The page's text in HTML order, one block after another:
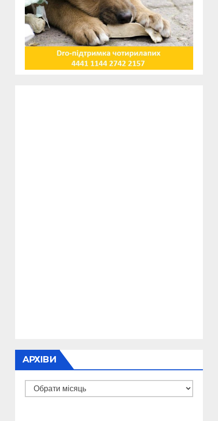
АРХІВИ
Архіви